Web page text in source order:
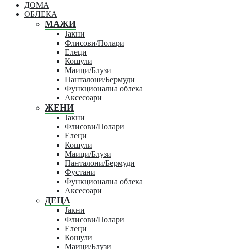
ДОМА
ОБЛЕКА
МАЖИ
Јакни
Флисови/Полари
Елеци
Кошули
Маици/Блузи
Панталони/Бермуди
Функционална облека
Аксесоари
ЖЕНИ
Јакни
Флисови/Полари
Елеци
Кошули
Маици/Блузи
Панталони/Бермуди
Фустани
Функционална облека
Аксесоари
ДЕЦА
Јакни
Флисови/Полари
Елеци
Кошули
Маици/Блузи